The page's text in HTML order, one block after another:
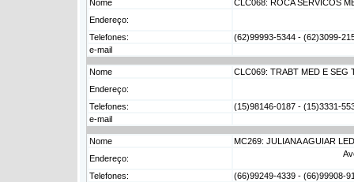
Nome
CLC068: ROCA SERVICOS
Endereço:
Telefones:
(62)99993-5344 - (62)3099-
e-mail
Nome
CLC069: TRABT MED E SEG
Endereço:
Telefones:
(15)98146-0187 - (15)3331-
e-mail
Nome
MC269: JULIANA AGUIAR
Endereço:
Telefones:
(66)99249-4339 - (66)99908-